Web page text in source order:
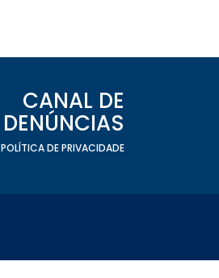
CANAL DE
DENÚNCIAS
POLÍTICA DE PRIVACIDADE